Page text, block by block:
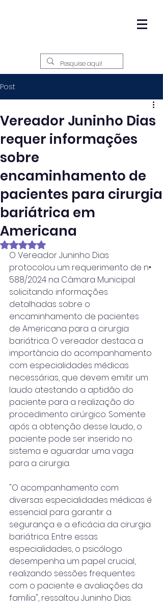
Post
Vereador Juninho Dias
requer informações
sobre
encaminhamento de
pacientes para cirurgia
bariátrica em
Americana
Avaliado com NaN de 5 estrelas.
O Vereador Juninho Dias
protocolou um requerimento de n•
588/2024 na Câmara Municipal
solicitando informações
detalhadas sobre o
encaminhamento de pacientes
de Americana para a cirurgia
bariátrica. O vereador destaca a
importância do acompanhamento
com especialidades médicas
necessárias, que devem emitir um
laudo atestando a aptidão do
paciente para a realização do
procedimento cirúrgico. Somente
após a obtenção desse laudo, o
paciente pode ser inserido no
sistema e aguardar uma vaga
para a cirurgia.
"O acompanhamento com
diversas especialidades médicas é
essencial para garantir a
segurança e a eficácia da cirurgia
bariátrica. Entre essas
especialidades, o psicólogo
desempenha um papel crucial,
realizando sessões frequentes
com o paciente e avaliações da
família", ressaltou Juninho Dias.